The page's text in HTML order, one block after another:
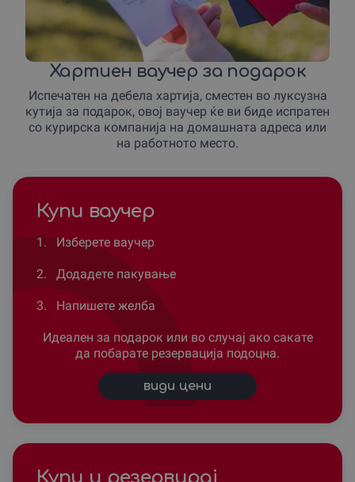
Хартиен ваучер за подарок
Испечатен на дебела хартија, сместен во луксузна
кутија за подарок, овој ваучер ќе ви биде испратен
со курирска компанија на домашната адреса или
на работното место.
Купи ваучер
1. Изберете ваучер
2. Додадете пакување
3. Напишете желба
Идеален за подарок или во случај ако сакате
да побарате резервација подоцна.
види цени
Купи и резервирај